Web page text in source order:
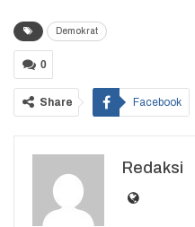
Demokrat
0
Share Facebook
Redaksi